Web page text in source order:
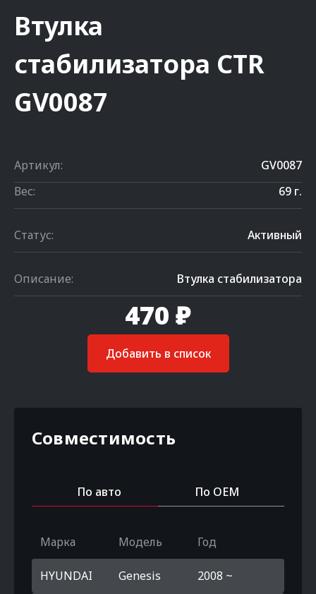
Втулка
стабилизатора CTR
GV0087
Артикул:
GV0087
Вес:
69 г.
Статус: Активный
Описание: Втулка стабилизатора
470 ₽
Добавить в список
Совместимость
По авто По OEM
Марка Модель Год
HYUNDAI Genesis 2008 ~